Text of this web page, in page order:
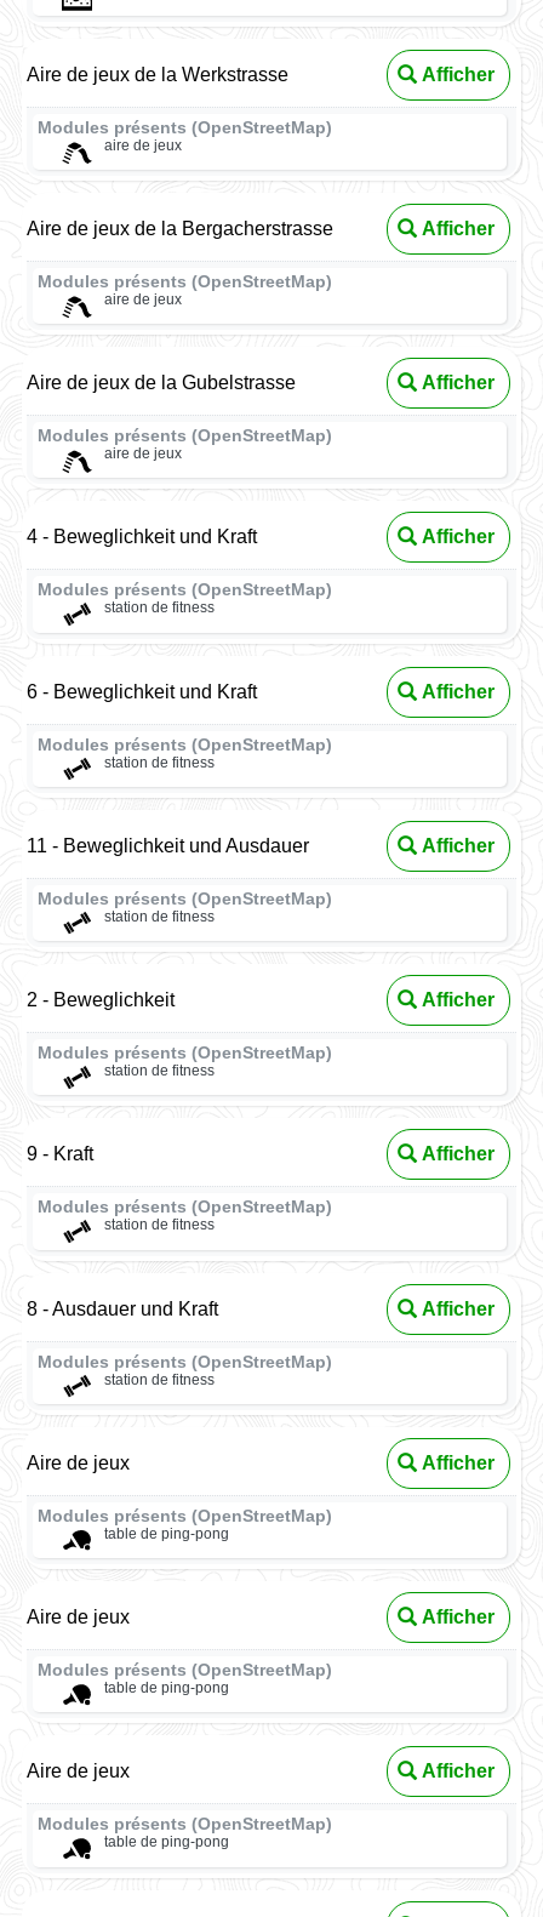
Aire de jeux de la Werkstrasse Afficher
Modules présents (OpenStreetMap)
aire de jeux
Aire de jeux de la Bergacherstrasse Afficher
Modules présents (OpenStreetMap)
aire de jeux
Aire de jeux de la Gubelstrasse Afficher
Modules présents (OpenStreetMap)
aire de jeux
4 - Beweglichkeit und Kraft Afficher
Modules présents (OpenStreetMap)
station de fitness
6 - Beweglichkeit und Kraft Afficher
Modules présents (OpenStreetMap)
station de fitness
11 - Beweglichkeit und Ausdauer Afficher
Modules présents (OpenStreetMap)
station de fitness
2 - Beweglichkeit Afficher
Modules présents (OpenStreetMap)
station de fitness
9 - Kraft Afficher
Modules présents (OpenStreetMap)
station de fitness
8 - Ausdauer und Kraft Afficher
Modules présents (OpenStreetMap)
station de fitness
Aire de jeux Afficher
Modules présents (OpenStreetMap)
table de ping-pong
Aire de jeux Afficher
Modules présents (OpenStreetMap)
table de ping-pong
Aire de jeux Afficher
Modules présents (OpenStreetMap)
table de ping-pong